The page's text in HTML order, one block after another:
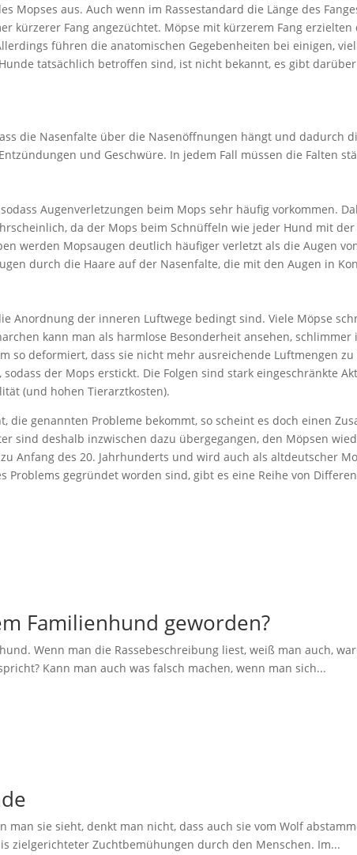
Mopses aus. Auch wenn im Rassestandard die Länge des
kürzerer Fang angezüchtet. Möpse mit kürzerem Fang erzielten
führen die anatomischen Gegebenheiten bei einigen,
tatsächlich betroffen sind, ist nicht bekannt, es gibt
die Nasenfalte über die Nasenöffnungen hängt und dadurch
und Geschwüre. In jedem Fall müssen die Falten
Augenverletzungen beim Mops sehr häufig vorkommen.
da der Mops beim Schnüffeln wie jeder Hund mit
werden Mopsaugen deutlich häufiger verletzt als die Augen
durch die Haare auf der Nasenfalte, die mit den Augen in
Anordnung der inneren Luftwege bedingt sind. Viele Möpse
kann man als harmlose Besonderheit ansehen,
so deformiert, dass sie nicht mehr ausreichende Luftmengen
der Mops erstickt. Die Folgen sind stark eingeschränkte
(und hohen Tierarztkosten).
genannten Probleme bekommt, so scheint es doch einen
sind deshalb inzwischen dazu übergegangen, den Möpsen
Anfang des 20. Jahrhunderts und wird auch als altdeutscher
gegründet worden sind, gibt es eine Reihe von
Familienhund geworden?
Wenn man die Rassebeschreibung liest, weiß man auch,
Kann man auch was falsch machen, wenn man sich...
man sie sieht, denkt man nicht, dass auch sie vom Wolf
zielgerichteter Zuchtbemühungen durch den Menschen. Im...